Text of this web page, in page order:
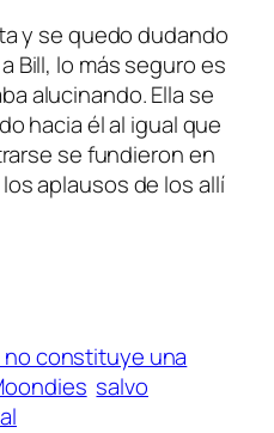
y se quedo dudando
Bill, lo más seguro es
alucinando. Ella se
hacia él al igual que
se fundieron en
aplausos de los allí
no constituye una
salvo